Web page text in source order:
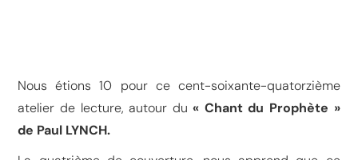
Nous étions 10 pour ce cent-soixante-quatorzième
atelier de lecture, autour du« Chant du Prophète »
de Paul LYNCH.